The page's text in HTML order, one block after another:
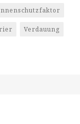
Verdauung